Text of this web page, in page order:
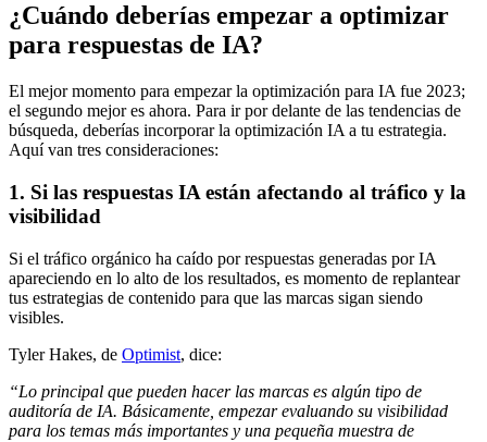
¿Cuándo deberías empezar a optimizar
para respuestas de IA?
El mejor momento para empezar la optimización para IA fue 2023;
el segundo mejor es ahora. Para ir por delante de las tendencias de
búsqueda, deberías incorporar la optimización IA a tu estrategia.
Aquí van tres consideraciones:
1. Si las respuestas IA están afectando al tráfico y la
visibilidad
Si el tráfico orgánico ha caído por respuestas generadas por IA
apareciendo en lo alto de los resultados, es momento de replantear
tus estrategias de contenido para que las marcas sigan siendo
visibles.
Tyler Hakes, de Optimist, dice:
“Lo principal que pueden hacer las marcas es algún tipo de
auditoría de IA. Básicamente, empezar evaluando su visibilidad
para los temas más importantes y una pequeña muestra de